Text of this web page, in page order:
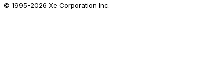
© 1995-2026 Xe Corporation Inc.